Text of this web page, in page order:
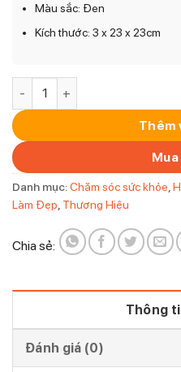
Màu sắc: Đen
Kích thước: 3 x 23 x 23cm
Máy Massage Giảm Mỡ
Thêm
Danh mục:Chăm sóc sức khỏe
Làm Đẹp Thương Hiệu
Chia sẻ:
Thông
Đánh giá (0)